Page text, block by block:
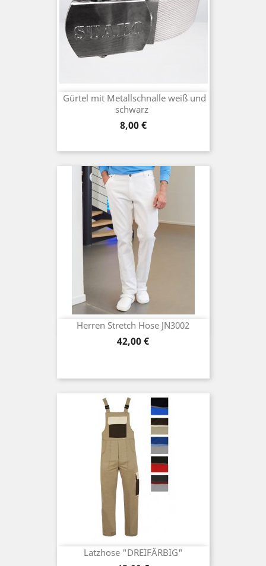
Gürtel mit Metallschnalle weiß und
schwarz
Preis
8,00 €
Herren Stretch Hose JN3002
Preis
42,00 €
Latzhose "DREIFÄRBIG"